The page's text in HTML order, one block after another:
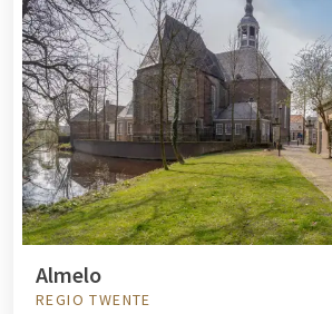
Almelo
REGIO TWENTE